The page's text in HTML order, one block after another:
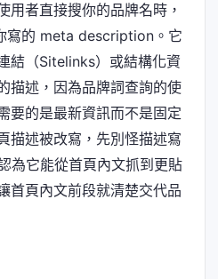
用者直接搜你的品牌名時，
寫的 meta description。它
結（Sitelinks）或結構化資
描述，因為品牌詞查詢的使
要的是最新資訊而不是固定
描述被改寫，先別怪描述寫
為它能從首頁內文抓到更貼
首頁內文前段就清楚交代品